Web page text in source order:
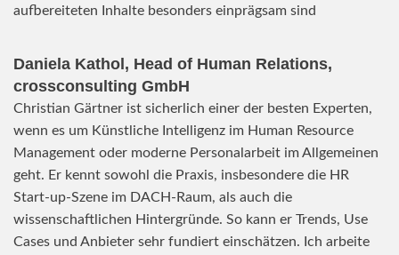
aufbereiteten Inhalte besonders einprägsam sind
Daniela Kathol, Head of Human Relations,
crossconsulting GmbH
Christian Gärtner ist sicherlich einer der besten Experten,
wenn es um Künstliche Intelligenz im Human Resource
Management oder moderne Personalarbeit im Allgemeinen
geht. Er kennt sowohl die Praxis, insbesondere die HR
Start-up-Szene im DACH-Raum, als auch die
wissenschaftlichen Hintergründe. So kann er Trends, Use
Cases und Anbieter sehr fundiert einschätzen. Ich arbeite